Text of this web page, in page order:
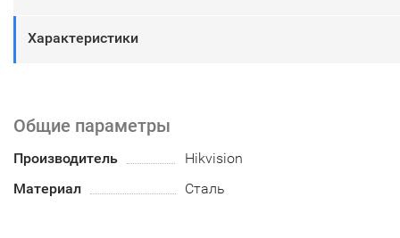
Характеристики
Общие параметры
Производитель
Hikvision
Материал
Сталь